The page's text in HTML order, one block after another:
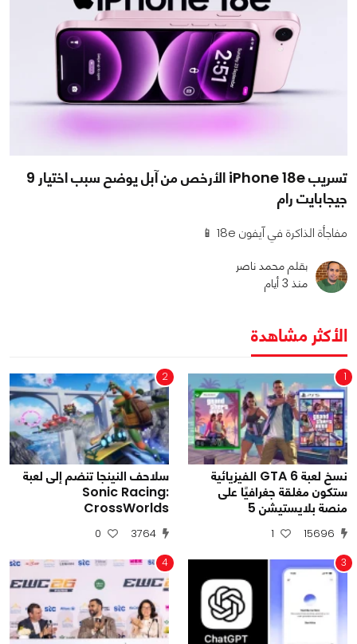
تسريب iPhone 18e الأرخص من آبل يوضح سبب اختيار 9
جيجابايت رام
مفاجأة الذاكرة في آيفون 18e 📱
بقلم محمد ناصر
منذ 3 أيام
الأكثر مشاهدة
1
نسخ لعبة GTA 6 الفيزيائية
ستكون مغلقة جغرافيًا على
منصة بلايستيشن 5
15696
1
2
سلاحف النينجا تنضم إلى لعبة
Sonic Racing:
CrossWorlds
3764
0
3
4